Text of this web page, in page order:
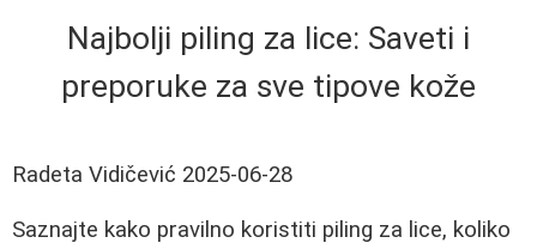
Najbolji piling za lice: Saveti i
preporuke za sve tipove kože
Radeta Vidičević 2025-06-28
Saznajte kako pravilno koristiti piling za lice, koliko